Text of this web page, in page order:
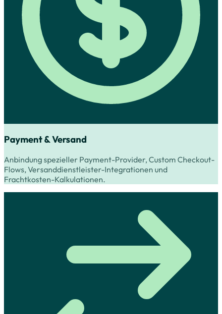
Payment & Versand
Anbindung spezieller Payment-Provider, Custom Checkout-
Flows, Versanddienstleister-Integrationen und
Frachtkosten-Kalkulationen.